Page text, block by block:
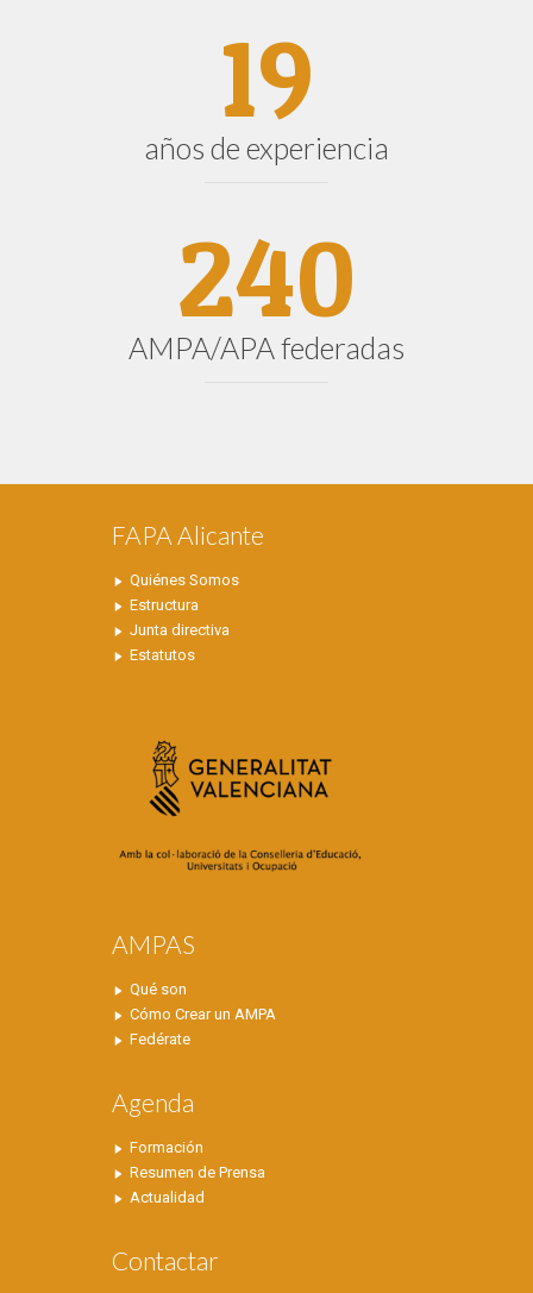
19
años de experiencia
240
AMPA/APA federadas
FAPA Alicante
Quiénes Somos
Estructura
Junta directiva
Estatutos
AMPAS
Qué son
Cómo Crear un AMPA
Fedérate
Agenda
Formación
Resumen de Prensa
Actualidad
Contactar